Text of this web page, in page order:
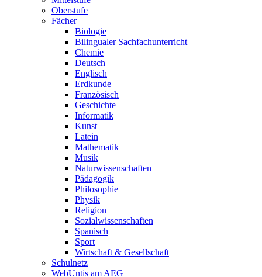
Oberstufe
Fächer
Biologie
Bilingualer Sachfachunterricht
Chemie
Deutsch
Englisch
Erdkunde
Französisch
Geschichte
Informatik
Kunst
Latein
Mathematik
Musik
Naturwissenschaften
Pädagogik
Philosophie
Physik
Religion
Sozialwissenschaften
Spanisch
Sport
Wirtschaft & Gesellschaft
Schulnetz
WebUntis am AEG